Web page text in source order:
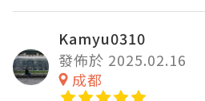
Kamyu0310
發佈於 2025.02.16
成都